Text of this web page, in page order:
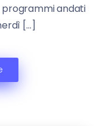
programmi andati
[…]